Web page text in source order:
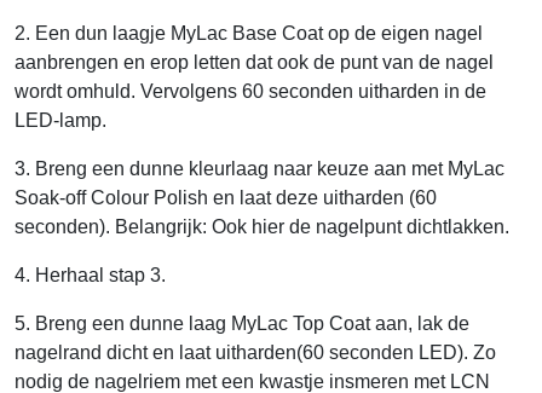
2. Een dun laagje MyLac Base Coat op de eigen nagel
aanbrengen en erop letten dat ook de punt van de nagel
wordt omhuld. Vervolgens 60 seconden uitharden in de
LED-lamp.
3. Breng een dunne kleurlaag naar keuze aan met MyLac
Soak-off Colour Polish en laat deze uitharden (60
seconden). Belangrijk: Ook hier de nagelpunt dichtlakken.
4. Herhaal stap 3.
5. Breng een dunne laag MyLac Top Coat aan, lak de
nagelrand dicht en laat uitharden(60 seconden LED). Zo
nodig de nagelriem met een kwastje insmeren met LCN